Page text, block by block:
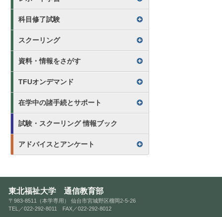
科目修了試験
スクーリング
資料・情報をさがす
TFUオンデマンド
在学中の諸手続とサポート
試験・スクーリング 情報ブック
アドバイスとアンケート
東北福祉大学 通信教育部
〒983-8511（本学専用） 仙台市宮城野区榴岡2-5-26
TEL／022-292-8011 FAX／022-292-8012